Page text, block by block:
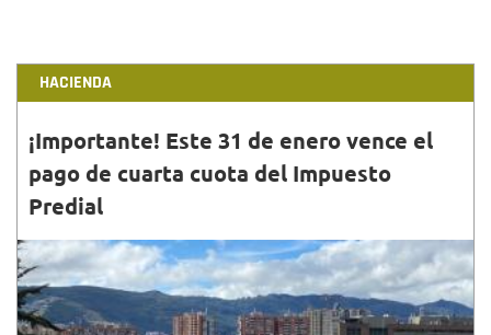
HACIENDA
¡Importante! Este 31 de enero vence el
pago de cuarta cuota del Impuesto
Predial
31•ENE•2022
El pago de la cuarta y última cuota lo puedes